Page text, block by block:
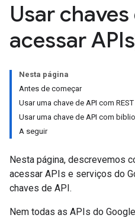
Usar
acessar APIs
Nesta página
Antes de começar
Usar uma chave de API com REST
Usar uma chave de API com
A seguir
Nesta página, descrevemos
acessar APIs e serviços do
chaves de API.
Nem todas as APIs do